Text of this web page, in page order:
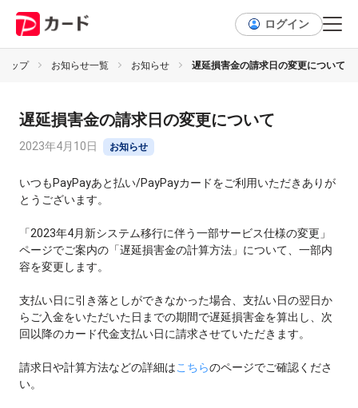
ログイン
トップ お知らせ一覧 お知らせ 遅延損害金の請求日の変更について
遅延損害金の請求日の変更について
2023年4月10日 お知らせ
いつもPayPayあと払い/PayPayカードをご利用いただきありが
とうございます。
「2023年4月新システム移行に伴う一部サービス仕様の変更」
ページでご案内の「遅延損害金の計算方法」について、一部内
容を変更します。
支払い日に引き落としができなかった場合、支払い日の翌日か
らご入金をいただいた日までの期間で遅延損害金を算出し、次
回以降のカード代金支払い日に請求させていただきます。
請求日や計算方法などの詳細はこちらのページでご確認くださ
い。